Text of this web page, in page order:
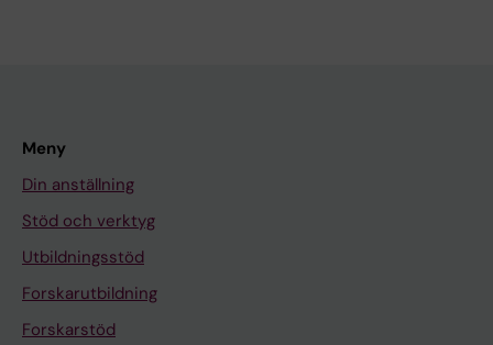
Meny
Din anställning
Stöd och verktyg
Utbildningsstöd
Forskarutbildning
Forskarstöd